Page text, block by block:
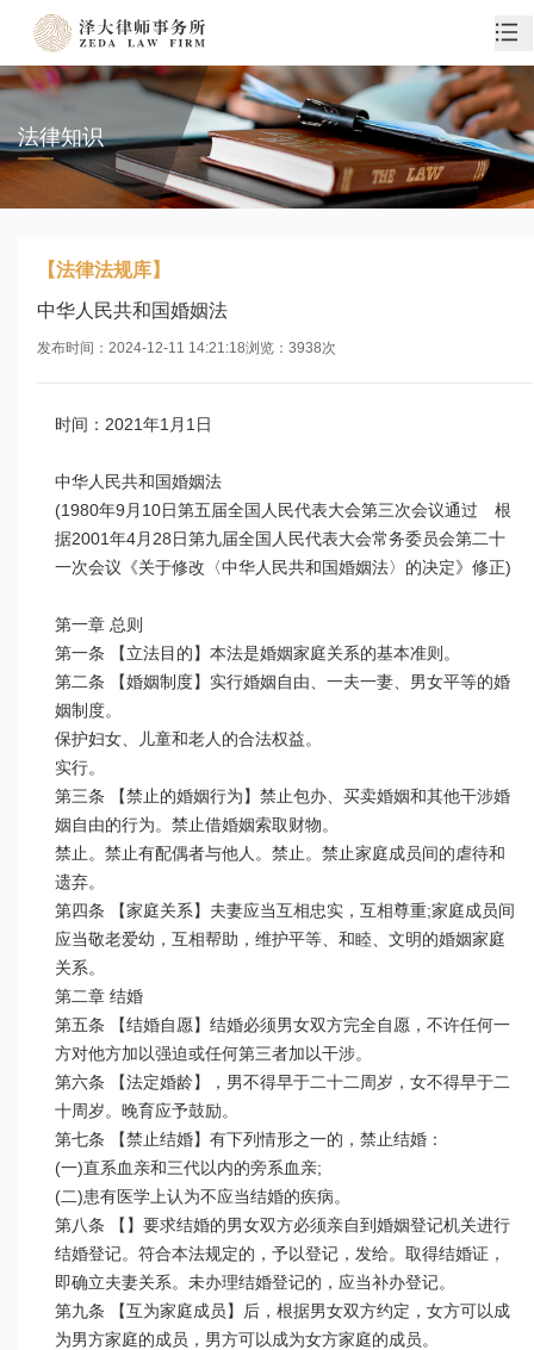
法律知识
【法律法规库】
中华人民共和国婚姻法
发布时间： 2024-12-11 14:21:18浏览： 3938次
时间：2021年1月1日
中华人民共和国婚姻法
(1980年9月10日第五届全国人民代表大会第三次会议通过　根
据2001年4月28日第九届全国人民代表大会常务委员会第二十
一次会议《关于修改〈中华人民共和国婚姻法〉的决定》修正)
第一章 总则
第一条 【立法目的】本法是婚姻家庭关系的基本准则。
第二条 【婚姻制度】实行婚姻自由、一夫一妻、男女平等的婚
姻制度。
保护妇女、儿童和老人的合法权益。
实行。
第三条 【禁止的婚姻行为】禁止包办、买卖婚姻和其他干涉婚
姻自由的行为。禁止借婚姻索取财物。
禁止。禁止有配偶者与他人。禁止。禁止家庭成员间的虐待和
遗弃。
第四条 【家庭关系】夫妻应当互相忠实，互相尊重;家庭成员间
应当敬老爱幼，互相帮助，维护平等、和睦、文明的婚姻家庭
关系。
第二章 结婚
第五条 【结婚自愿】结婚必须男女双方完全自愿，不许任何一
方对他方加以强迫或任何第三者加以干涉。
第六条 【法定婚龄】，男不得早于二十二周岁，女不得早于二
十周岁。晚育应予鼓励。
第七条 【禁止结婚】有下列情形之一的，禁止结婚：
(一)直系血亲和三代以内的旁系血亲;
(二)患有医学上认为不应当结婚的疾病。
第八条 【】要求结婚的男女双方必须亲自到婚姻登记机关进行
结婚登记。符合本法规定的，予以登记，发给。取得结婚证，
即确立夫妻关系。未办理结婚登记的，应当补办登记。
第九条 【互为家庭成员】后，根据男女双方约定，女方可以成
为男方家庭的成员，男方可以成为女方家庭的成员。